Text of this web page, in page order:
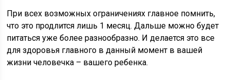
При всех возможных ограничениях главное помнить,
что это продлится лишь 1 месяц. Дальше можно будет
питаться уже более разнообразно. И делается это все
для здоровья главного в данный момент в вашей
жизни человечка – вашего ребенка.